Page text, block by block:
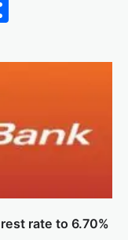
rate to 6.70%